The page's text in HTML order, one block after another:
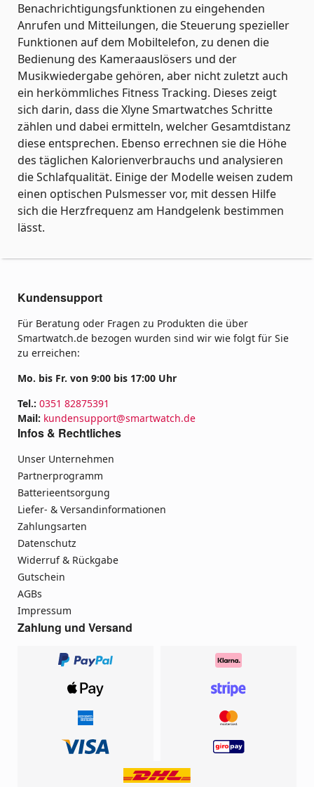
Benachrichtigungsfunktionen zu eingehenden
Anrufen und Mitteilungen, die Steuerung spezieller
Funktionen auf dem Mobiltelefon, zu denen die
Bedienung des Kameraauslösers und der
Musikwiedergabe gehören, aber nicht zuletzt auch
ein herkömmliches Fitness Tracking. Dieses zeigt
sich darin, dass die Xlyne Smartwatches Schritte
zählen und dabei ermitteln, welcher Gesamtdistanz
diese entsprechen. Ebenso errechnen sie die Höhe
des täglichen Kalorienverbrauchs und analysieren
die Schlafqualität. Einige der Modelle weisen zudem
einen optischen Pulsmesser vor, mit dessen Hilfe
sich die Herzfrequenz am Handgelenk bestimmen
lässt.
Kundensupport
Für Beratung oder Fragen zu Produkten die über
Smartwatch.de bezogen wurden sind wir wie folgt für Sie
zu erreichen:
Mo. bis Fr. von 9:00 bis 17:00 Uhr
Tel.: 0351 82875391
Mail: kundensupport@smartwatch.de
Infos & Rechtliches
Unser Unternehmen
Partnerprogramm
Batterieentsorgung
Liefer- & Versandinformationen
Zahlungsarten
Datenschutz
Widerruf & Rückgabe
Gutschein
AGBs
Impressum
Zahlung und Versand